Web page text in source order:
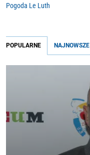
Pogoda Le Luth
POPULARNE NAJNOWSZE